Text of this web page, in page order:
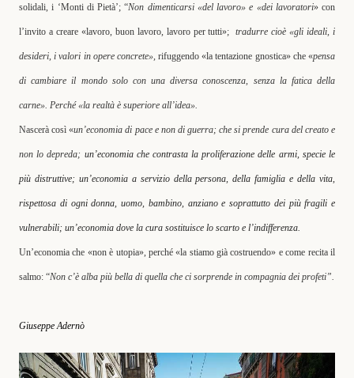
solidali, i ‘Monti di Pietà’; “Non dimenticarsi «del lavoro» e «dei lavoratori» con
l’invito a creare «lavoro, buon lavoro, lavoro per tutti»; tradurre cioè «gli ideali, i
desideri, i valori in opere concrete», rifuggendo «la tentazione gnostica» che «pensa
di cambiare il mondo solo con una diversa conoscenza, senza la fatica della
carne». Perché «la realtà è superiore all’idea».
Nascerà così «un’economia di pace e non di guerra; che si prende cura del creato e
non lo depreda; un’economia che contrasta la proliferazione delle armi, specie le
più distruttive; un’economia a servizio della persona, della famiglia e della vita,
rispettosa di ogni donna, uomo, bambino, anziano e soprattutto dei più fragili e
vulnerabili; un’economia dove la cura sostituisce lo scarto e l’indifferenza.
Un’economia che «non è utopia», perché «la stiamo già costruendo» e come recita il
salmo: “Non c’è alba più bella di quella che ci sorprende in compagnia dei profeti”.
Giuseppe Adernò